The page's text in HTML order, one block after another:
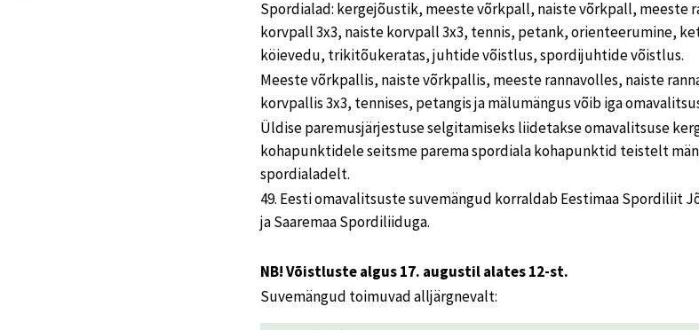
Spordialad: kergejõustik, meeste võrkpall, naiste võrkpall, meeste
korvpall 3x3, naiste korvpall 3x3, tennis, petank, orienteerumine,
köievedu, trikitõukeratas, juhtide võistlus, spordijuhtide võistlus.
Meeste võrkpallis, naiste võrkpallis, meeste rannavolles, naiste
korvpallis 3x3, tennises, petangis ja mälumängus võib iga
Üldise paremusjärjestuse selgitamiseks liidetakse omavalitsuse
kohapunktidele seitsme parema spordiala kohapunktid teistelt
spordialadelt.
49. Eesti omavalitsuste suvemängud korraldab Eestimaa Spordiliit
ja Saaremaa Spordiliiduga.
NB! Võistluste algus 17. augustil alates 12-st.
Suvemängud toimuvad alljärgnevalt: